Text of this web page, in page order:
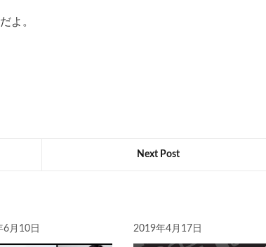
よ。
Next Post
6月10日 2019年4月17日